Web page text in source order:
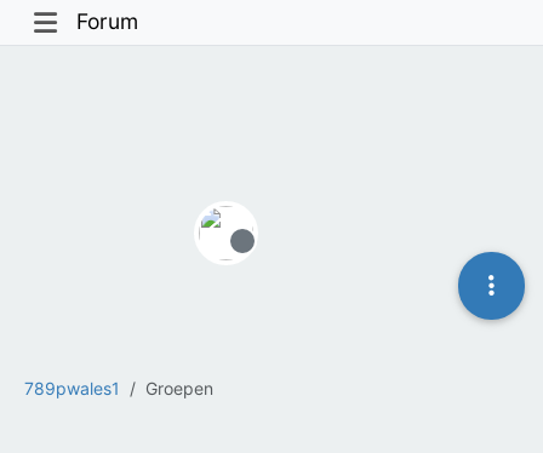
Forum
789pwales1 Groepen
Offline